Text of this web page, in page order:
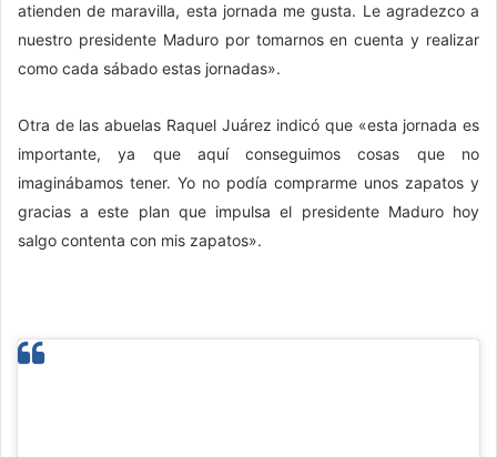
atienden de maravilla, esta jornada me gusta. Le agradezco a
nuestro presidente Maduro por tomarnos en cuenta y realizar
como cada sábado estas jornadas».
Otra de las abuelas Raquel Juárez indicó que «esta jornada es
importante, ya que aquí conseguimos cosas que no
imaginábamos tener. Yo no podía comprarme unos zapatos y
gracias a este plan que impulsa el presidente Maduro hoy
salgo contenta con mis zapatos».